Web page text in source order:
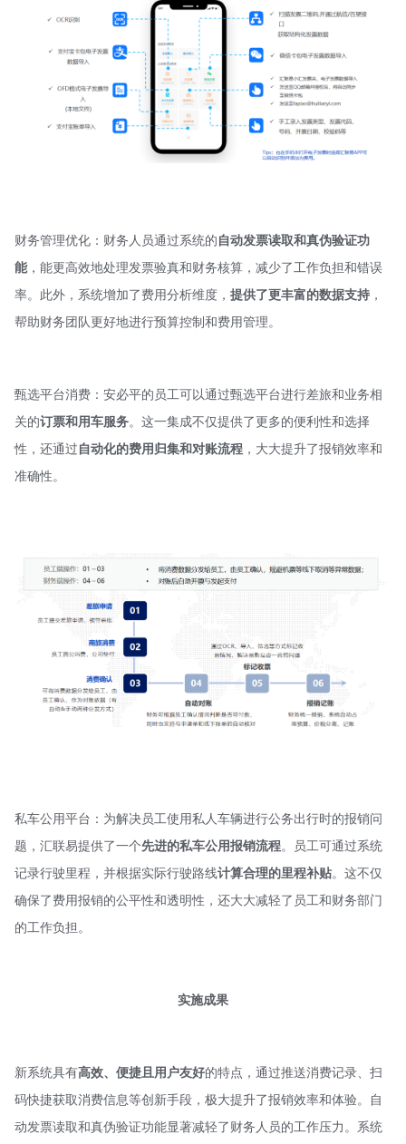
财务管理优化：财务人员通过系统的自动发票读取和真伪验证功
能，能更高效地处理发票验真和财务核算，减少了工作负担和错误
率。此外，系统增加了费用分析维度， 提供了更丰富的数据支持 ，
帮助财务团队更好地进行预算控制和费用管理。
甄选平台消费：安必平的员工可以通过甄选平台进行差旅和业务相
关的订票和用车服务。这一集成不仅提供了更多的便利性和选择
性，还通过自动化的费用归集和对账流程 ，大大提升了报销效率和
准确性。
私车公用平台：为解决员工使用私人车辆进行公务出行时的报销问
题，汇联易提供了一个先进的私车公用报销流程。员工可通过系统
记录行驶里程，并根据实际行驶路线计算合理的里程补贴。这不仅
确保了费用报销的公平性和透明性，还大大减轻了员工和财务部门
的工作负担。
实施成果
新系统具有高效、便捷且用户友好的特点，通过推送消费记录、扫
码快捷获取消费信息等创新手段，极大提升了报销效率和体验。自
动发票读取和真伪验证功能显著减轻了财务人员的工作压力。系统